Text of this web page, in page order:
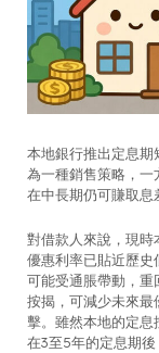
本地銀行推出定息
為一種銷售策略，
在中長期仍可賺取息
對借款人來說，現
優惠利率已貼近歷史
可能受通脹帶動，重
按揭，可減少未來
擊。雖然本地的定息
在3至5年的定息期